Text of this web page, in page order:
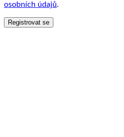
osobních údajů.
Registrovat se